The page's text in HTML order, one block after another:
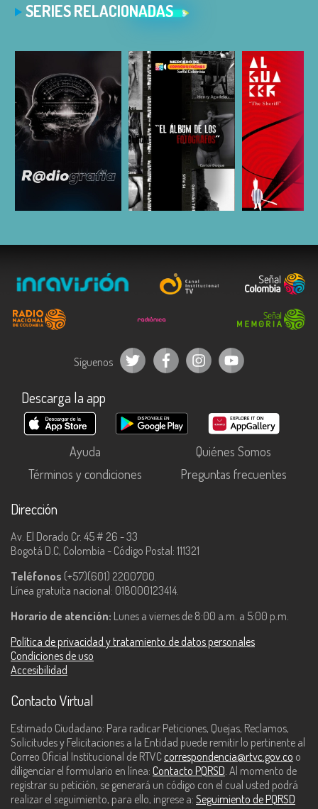
SERIES RELACIONADAS
ESCUCHAR
Síguenos
Descarga la app
Ayuda
Quiénes Somos
Términos y condiciones
Preguntas frecuentes
Dirección
Av. El Dorado Cr. 45 # 26 - 33
Bogotá D.C, Colombia - Código Postal: 111321
Teléfonos (+57)(601) 2200700.
Línea gratuita nacional: 018000123414.
Horario de atención: Lunes a viernes de 8:00 a.m. a 5:00 p.m.
Política de privacidad y tratamiento de datos personales
Condiciones de uso
Accesibilidad
Contacto Virtual
Estimado Ciudadano: Para radicar Peticiones, Quejas, Reclamos,
Solicitudes y Felicitaciones a la Entidad puede remitir lo pertinente al
Correo Oficial Institucional de RTVC correspondencia@rtvc.gov.co o
diligenciar el formulario en línea: Contacto PQRSD. Al momento de
registrar su petición, se generará un código con el cual usted podrá
realizar el seguimiento, para ello, ingrese a: Seguimiento de PQRSD